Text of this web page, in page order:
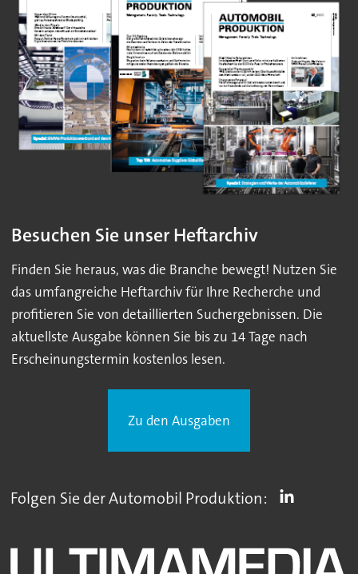
Besuchen Sie unser Heftarchiv
Finden Sie heraus, was die Branche bewegt! Nutzen Sie
das umfangreiche Heftarchiv für Ihre Recherche und
profitieren Sie von detaillierten Suchergebnissen. Die
aktuellste Ausgabe können Sie bis zu 14 Tage nach
Erscheinungstermin kostenlos lesen.
Zu den Ausgaben
Folgen Sie der Automobil Produktion: